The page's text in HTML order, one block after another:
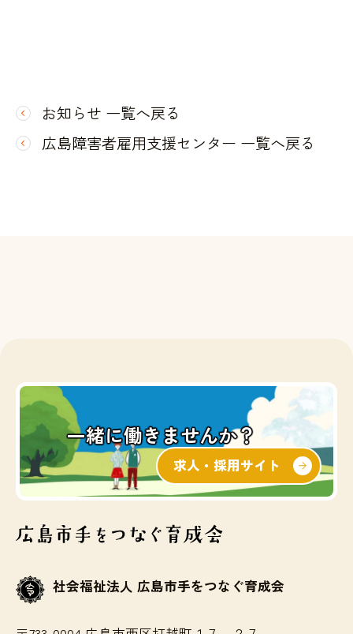
お知らせ 一覧へ戻る
広島障害者雇用支援センター 一覧へ戻る
一緒に働きませんか？
求人・採用サイト
社会福祉法人 広島市手をつなぐ育成会